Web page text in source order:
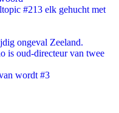
#213 elk gehucht met
ongeval Zeeland.
is oud-directeur van twee
wordt #3